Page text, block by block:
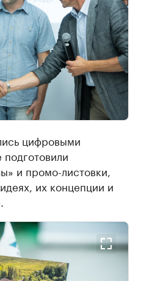
цифровыми
и промо-листовки,
их концепции и